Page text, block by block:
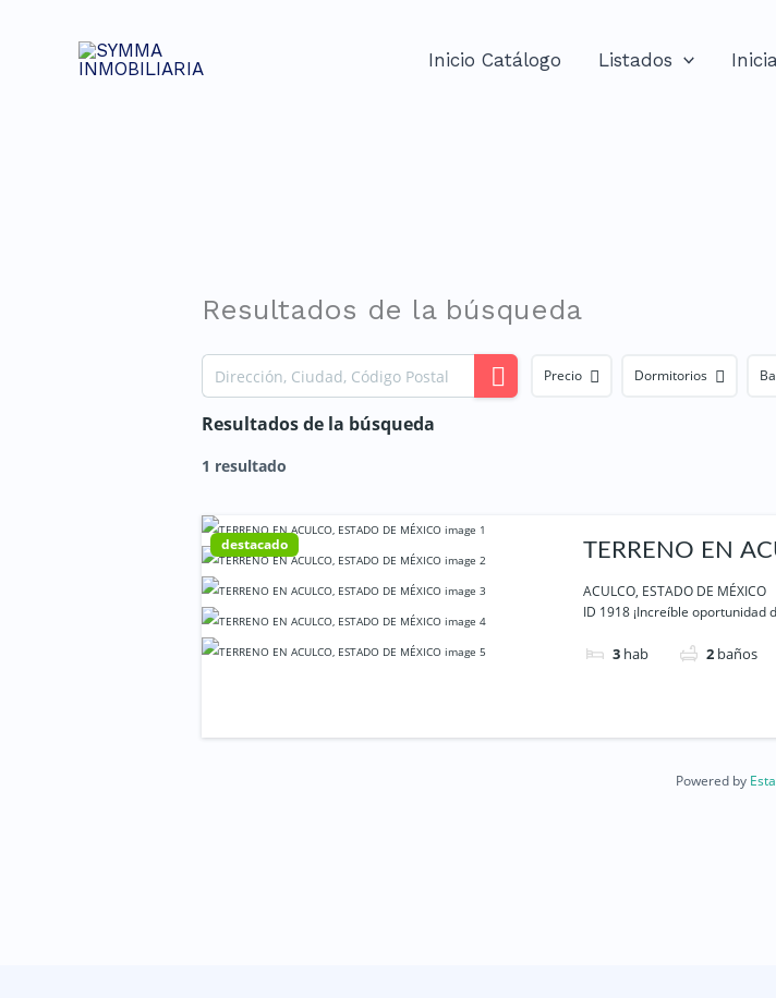
contenido
Inicio Catálogo Listados
Resultados de la búsqueda
Precio Dormitorios
Resultados de la búsqueda
1 resultado
destacado
TERRENO EN
MÉXICO
ACULCO, ESTADO DE MÉXICO
ID 1918 ¡Increíble oportunidad
3 hab 2 baños
Powered by